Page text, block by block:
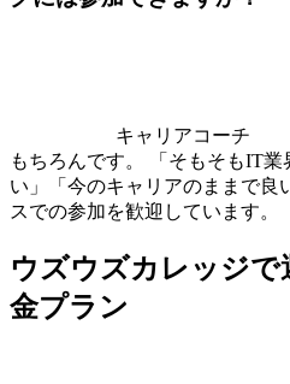
キャリアコーチ
もちろんです。 「そもそもIT
い」「今のキャリアのままで良
スでの参加を歓迎しています。
ウズウズカレッジで
金プラン